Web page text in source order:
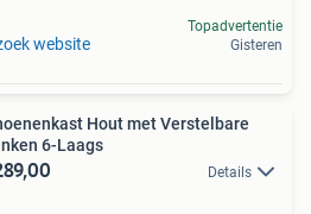
website
Topadvertentie
Gisteren
Hout met Verstelbare
6-Laags
Details